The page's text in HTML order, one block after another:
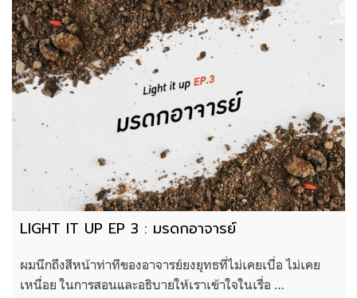
LIGHT IT UP EP 3 : มรดกอาจารย์
ผมนึกถึงสีหน้าท่าทีของอาจารย์ยงยุทธที่ไม่เคยเบื่อ ไม่เคย
เหนื่อย ในการสอนและอธิบายให้เราเข้าใจในเรื่อ …